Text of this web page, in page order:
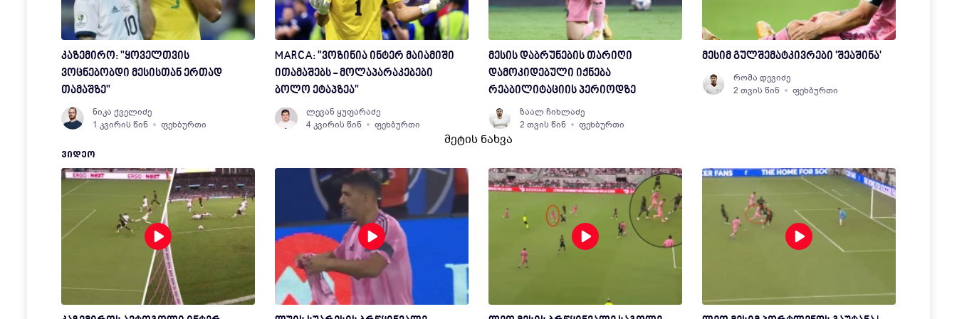
კაზემირო: "ყოველთვის
ვოცნებობდი მესისთან ერთად
თამაშზე"
ნიკა ქველიძე
1 კვირის წინ
ფეხბურთი
MARCA: "ვოზინია ინტერ მაიამიში
ითამაშებს - მოლაპარაკებები
ბოლო ეტაპზეა"
ლევან ყუფარაძე
4 კვირის წინ
ფეხბურთი
მესის დაბრუნების თარიღი
დამოკიდებული იქნება
რეაბილიტაციის პერიოდზე
ზაალ ჩიხლაძე
2 თვის წინ
ფეხბურთი
მესიმ გულშემატკივრები 'შეაშინა'
რომა დევიძე
2 თვის წინ
ფეხბურთი
მეტის ნახვა
ᲕᲘᲓᲔᲝ